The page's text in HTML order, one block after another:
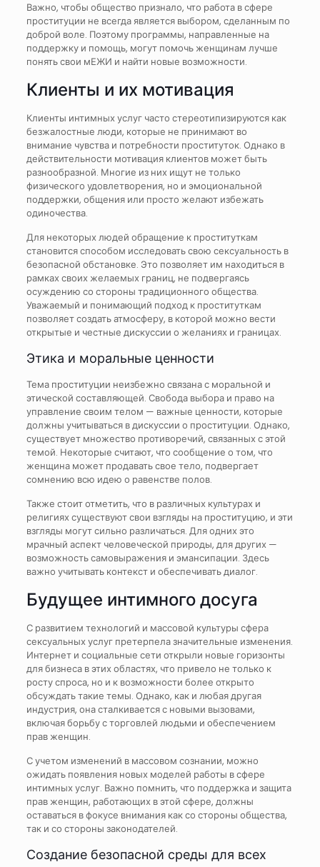
Важно, чтобы общество признало, что работа в сфере
проституции не всегда является выбором, сделанным по
доброй воле. Поэтому программы, направленные на
поддержку и помощь, могут помочь женщинам лучше
понять свои мЕЖИ и найти новые возможности.
Клиенты и их мотивация
Клиенты интимных услуг часто стереотипизируются как
безжалостные люди, которые не принимают во
внимание чувства и потребности проституток. Однако в
действительности мотивация клиентов может быть
разнообразной. Многие из них ищут не только
физического удовлетворения, но и эмоциональной
поддержки, общения или просто желают избежать
одиночества.
Для некоторых людей обращение к проституткам
становится способом исследовать свою сексуальность в
безопасной обстановке. Это позволяет им находиться в
рамках своих желаемых границ, не подвергаясь
осуждению со стороны традиционного общества.
Уважаемый и понимающий подход к проституткам
позволяет создать атмосферу, в которой можно вести
открытые и честные дискуссии о желаниях и границах.
Этика и моральные ценности
Тема проституции неизбежно связана с моральной и
этической составляющей. Свобода выбора и право на
управление своим телом — важные ценности, которые
должны учитываться в дискуссии о проституции. Однако,
существует множество противоречий, связанных с этой
темой. Некоторые считают, что сообщение о том, что
женщина может продавать свое тело, подвергает
сомнению всю идею о равенстве полов.
Также стоит отметить, что в различных культурах и
религиях существуют свои взгляды на проституцию, и эти
взгляды могут сильно различаться. Для одних это
мрачный аспект человеческой природы, для других —
возможность самовыражения и эмансипации. Здесь
важно учитывать контекст и обеспечивать диалог.
Будущее интимного досуга
С развитием технологий и массовой культуры сфера
сексуальных услуг претерпела значительные изменения.
Интернет и социальные сети открыли новые горизонты
для бизнеса в этих областях, что привело не только к
росту спроса, но и к возможности более открыто
обсуждать такие темы. Однако, как и любая другая
индустрия, она сталкивается с новыми вызовами,
включая борьбу с торговлей людьми и обеспечением
прав женщин.
С учетом изменений в массовом сознании, можно
ожидать появления новых моделей работы в сфере
интимных услуг. Важно помнить, что поддержка и защита
прав женщин, работающих в этой сфере, должны
оставаться в фокусе внимания как со стороны общества,
так и со стороны законодателей.
Создание безопасной среды для всех